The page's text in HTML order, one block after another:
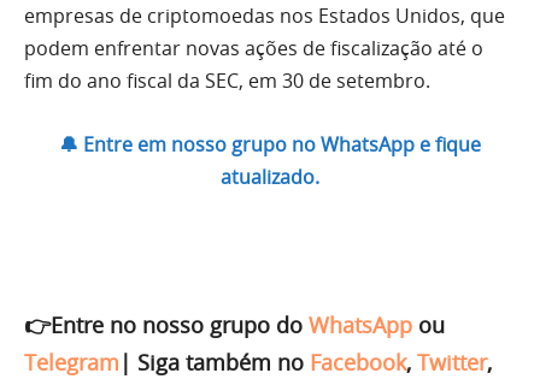
empresas de criptomoedas nos Estados Unidos, que
podem enfrentar novas ações de fiscalização até o
fim do ano fiscal da SEC, em 30 de setembro.
🔔 Entre em nosso grupo no WhatsApp e fique
atualizado.
👉Entre no nosso grupo do WhatsApp ou
Telegram | Siga também no Facebook, Twitter,